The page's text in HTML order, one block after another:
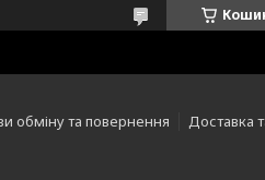
обміну та повернення Доставка